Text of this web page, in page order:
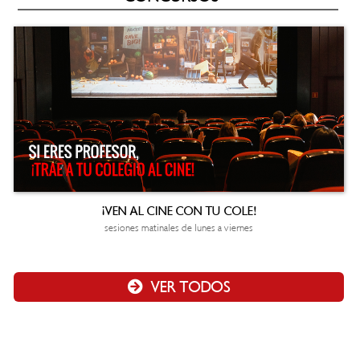
¡VEN AL CINE CON TU COLE!
sesiones matinales de lunes a viernes
VER TODOS